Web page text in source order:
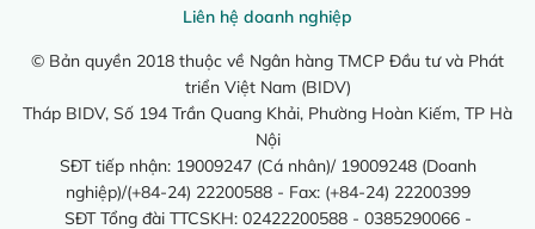
Liên hệ doanh nghiệp
© Bản quyền 2018 thuộc về Ngân hàng TMCP Đầu tư và Phát
triển Việt Nam (BIDV)
Tháp BIDV, Số 194 Trần Quang Khải, Phường Hoàn Kiếm, TP Hà
Nội
SĐT tiếp nhận: 19009247 (Cá nhân)/ 19009248 (Doanh
nghiệp)/(+84-24) 22200588 - Fax: (+84-24) 22200399
SĐT Tổng đài TTCSKH: 02422200588 - 0385290066 -